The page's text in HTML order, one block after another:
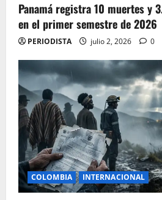
Panamá registra 10 muertes y
en el primer semestre de 2026
PERIODISTA julio 2, 2026 0
COLOMBIA INTERNACIONAL